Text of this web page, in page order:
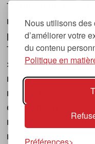
Nous utilisons des
d’améliorer votre
du contenu
Politique en
Tsugi est un
musique et les
première parution
Tsugi en japonais
», ce qui
magazine, à l’affût
musicales, qu’elles
électronique, du
nouveaux
musique.